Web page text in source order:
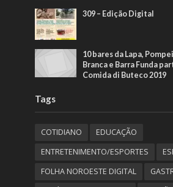
309 – Edição Digital
10 bares da Lapa,
Branca e Barra Funda
Comida di Buteco 2019
Tags
COTIDIANO
EDUCAÇÃO
ENTRETENIMENTO/ESPORTES
FOLHA NOROESTE DIGITAL